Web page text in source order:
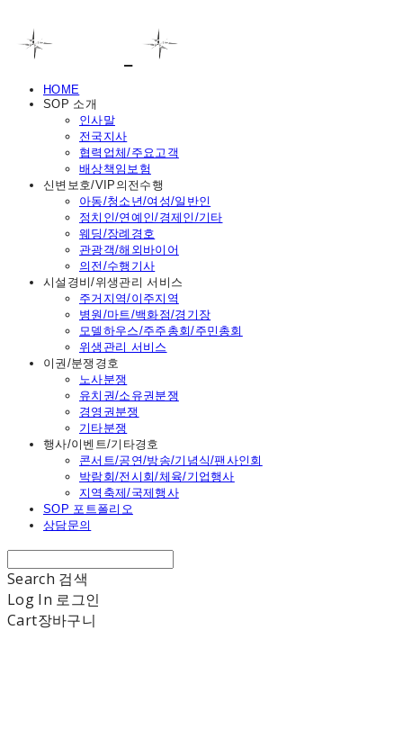
HOME
SOP 소개
인사말
전국지사
협력업체/주요고객
배상책임보험
신변보호/VIP의전수행
아동/청소년/여성/일반인
정치인/연예인/경제인/기타
웨딩/장례경호
관광객/해외바이어
의전/수행기사
시설경비/위생관리 서비스
주거지역/이주지역
병원/마트/백화점/경기장
모델하우스/주주총회/주민총회
위생관리 서비스
이권/분쟁경호
노사분쟁
유치권/소유권분쟁
경영권분쟁
기타분쟁
행사/이벤트/기타경호
콘서트/공연/방송/기념식/팬사인회
박람회/전시회/체육/기업행사
지역축제/국제행사
SOP 포트폴리오
상담문의
Search 검색
Log In 로그인
Cart장바구니